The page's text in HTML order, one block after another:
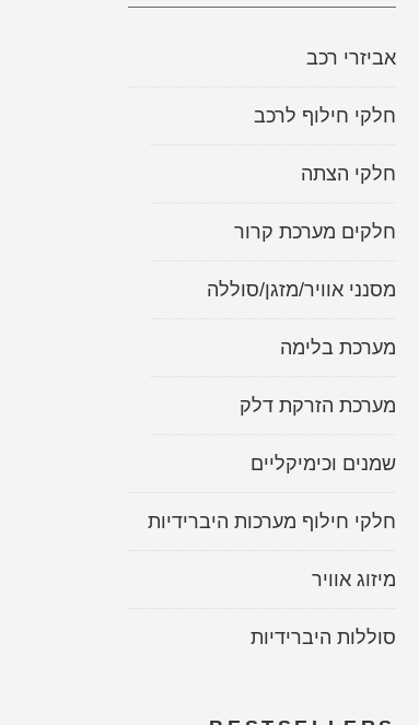
אביזרי רכב
חלקי חילוף לרכב
חלקי הצתה
חלקים מערכת קרור
מסנני אוויר/מזגן/סוללה
מערכת בלימה
מערכת הזרקת דלק
שמנים וכימיקליים
חלקי חילוף מערכות היברידיות
מיזוג אוויר
סוללות היברידיות